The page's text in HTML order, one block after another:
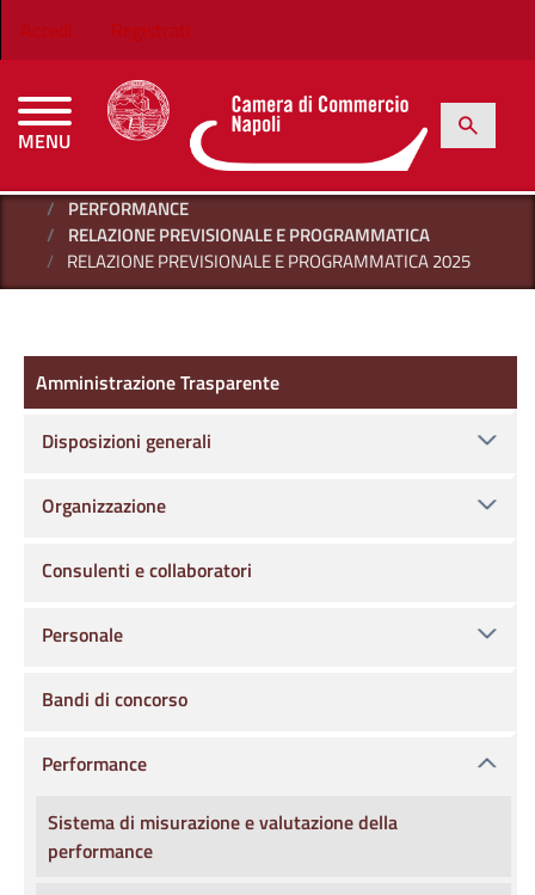
Menu profilo utente
Accedi Registrati
MENU
CAMERE DI COMMERCIO D'ITALIA
Cerca
h
PERFORMANCE
RELAZIONE PREVISIONALE E PROGRAMMATICA
RELAZIONE PREVISIONALE E PROGRAMMATICA 2025
Amministrazione Trasparente
Amministrazione Trasparente
Disposizioni generali
Organizzazione
Consulenti e collaboratori
Personale
Bandi di concorso
Performance
Sistema di misurazione e valutazione della
performance